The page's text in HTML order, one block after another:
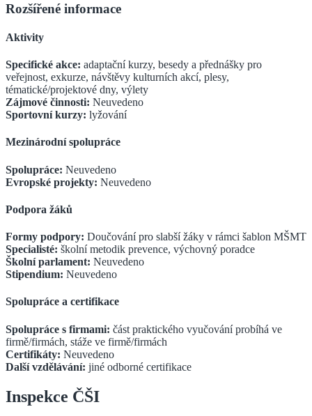
Rozšířené informace
Aktivity
Specifické akce: adaptační kurzy, besedy a přednášky pro
veřejnost, exkurze, návštěvy kulturních akcí, plesy,
tématické/projektové dny, výlety
Zájmové činnosti: Neuvedeno
Sportovní kurzy: lyžování
Mezinárodní spolupráce
Spolupráce: Neuvedeno
Evropské projekty: Neuvedeno
Podpora žáků
Formy podpory: Doučování pro slabší žáky v rámci šablon MŠMT
Specialisté: školní metodik prevence, výchovný poradce
Školní parlament: Neuvedeno
Stipendium: Neuvedeno
Spolupráce a certifikace
Spolupráce s firmami: část praktického vyučování probíhá ve
firmě/firmách, stáže ve firmě/firmách
Certifikáty: Neuvedeno
Další vzdělávání: jiné odborné certifikace
Inspekce ČŠI